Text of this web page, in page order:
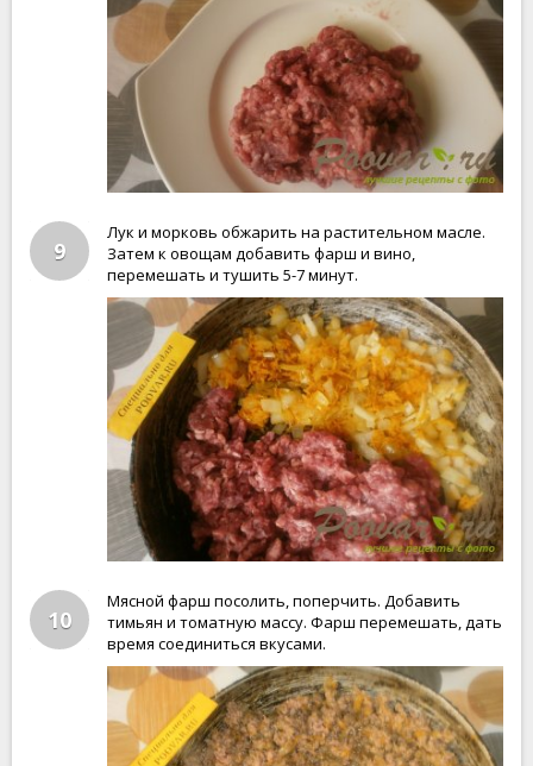
9
Лук и морковь обжарить на растительном масле.
Затем к овощам добавить фарш и вино,
перемешать и тушить 5-7 минут.
10
Мясной фарш посолить, поперчить. Добавить
тимьян и томатную массу. Фарш перемешать, дать
время соединиться вкусами.